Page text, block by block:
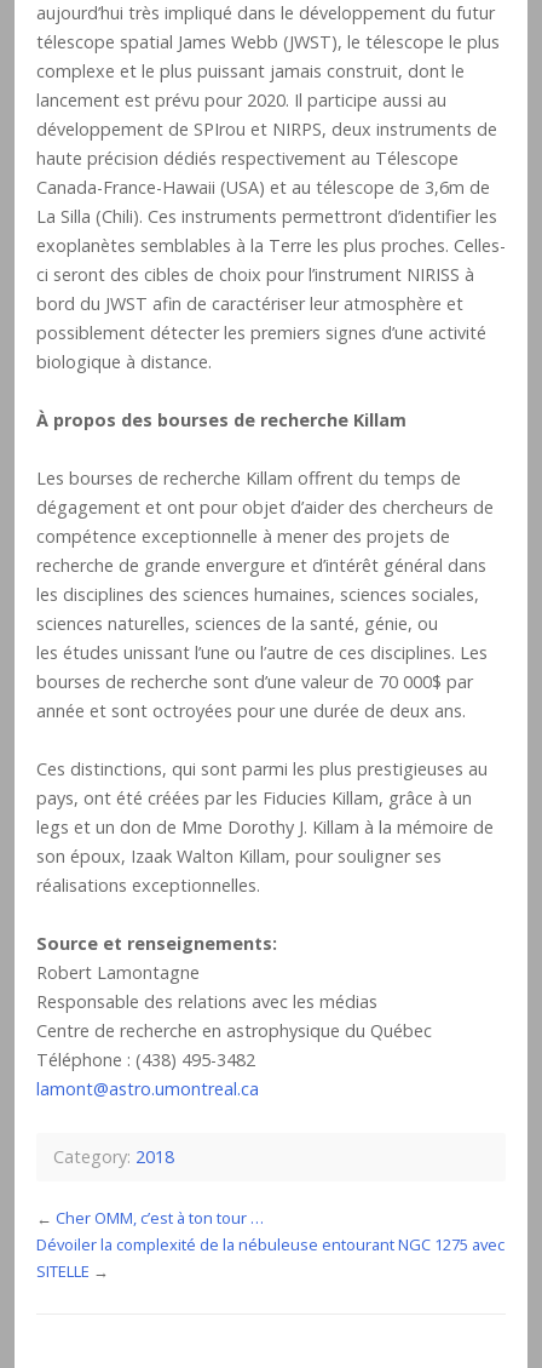
aujourd’hui très impliqué dans le développement du futur
télescope spatial James Webb (JWST), le télescope le plus
complexe et le plus puissant jamais construit, dont le
lancement est prévu pour 2020. Il participe aussi au
développement de SPIrou et NIRPS, deux instruments de
haute précision dédiés respectivement au Télescope
Canada-France-Hawaii (USA) et au télescope de 3,6m de
La Silla (Chili). Ces instruments permettront d’identifier les
exoplanètes semblables à la Terre les plus proches. Celles-
ci seront des cibles de choix pour l’instrument NIRISS à
bord du JWST afin de caractériser leur atmosphère et
possiblement détecter les premiers signes d’une activité
biologique à distance.
À propos des bourses de recherche Killam
Les bourses de recherche Killam offrent du temps de
dégagement et ont pour objet d’aider des chercheurs de
compétence exceptionnelle à mener des projets de
recherche de grande envergure et d’intérêt général dans
les disciplines des sciences humaines, sciences sociales,
sciences naturelles, sciences de la santé, génie, ou
les études unissant l’une ou l’autre de ces disciplines. Les
bourses de recherche sont d’une valeur de 70 000$ par
année et sont octroyées pour une durée de deux ans.
Ces distinctions, qui sont parmi les plus prestigieuses au
pays, ont été créées par les Fiducies Killam, grâce à un
legs et un don de Mme Dorothy J. Killam à la mémoire de
son époux, Izaak Walton Killam, pour souligner ses
réalisations exceptionnelles.
Source et renseignements:
Robert Lamontagne
Responsable des relations avec les médias
Centre de recherche en astrophysique du Québec
Téléphone : (438) 495-3482
lamont@astro.umontreal.ca
Category: 2018
← Cher OMM, c’est à ton tour …
Dévoiler la complexité de la nébuleuse entourant NGC 1275 avec
SITELLE →